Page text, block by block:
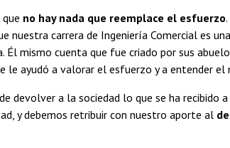
no hay nada que reemplace el esfuerzo
nuestra carrera de Ingeniería Comercial es
Él mismo cuenta que fue criado por sus
le ayudó a valorar el esfuerzo y a entender el
devolver a la sociedad lo que se ha recibido
y debemos retribuir con nuestro aporte al